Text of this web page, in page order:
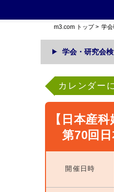
m3.com トップ> 学
学会・研究会
カレンダー
【日本産
第70回
開催日時